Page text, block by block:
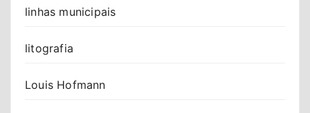
linhas municipais
litografia
Louis Hofmann